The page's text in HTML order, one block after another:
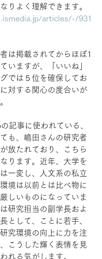
りよく理解できます。
articles/-/931
は掲載されてからほぼ1
いますが、「いいね」
では５位を確保してお
対する関心の度合いが
記事に使われている、
も、嶋田さんの研究者
放たれており、こちら
ります。近年、大学を
一変し、人文系の私立
境は以前とは比べ物に
しいものになっていま
研究担当の副学長およ
として、ことに若手、
究環境の向上に力を注
こうした輝く表情を見
れる気がします。